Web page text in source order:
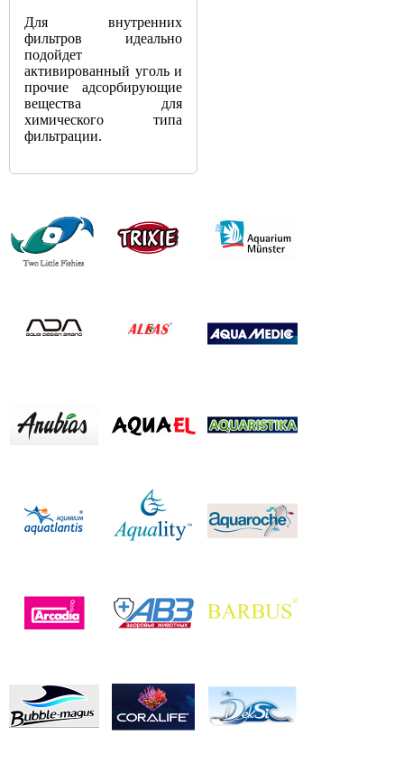
Для
внутренних
фильтров
идеально
подойдет
активированный уголь и
прочие
адсорбирующие
вещества
для
химического
типа
фильтрации.